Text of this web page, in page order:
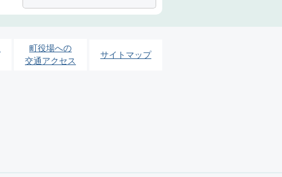
町役場への
交通アクセス
サイトマップ